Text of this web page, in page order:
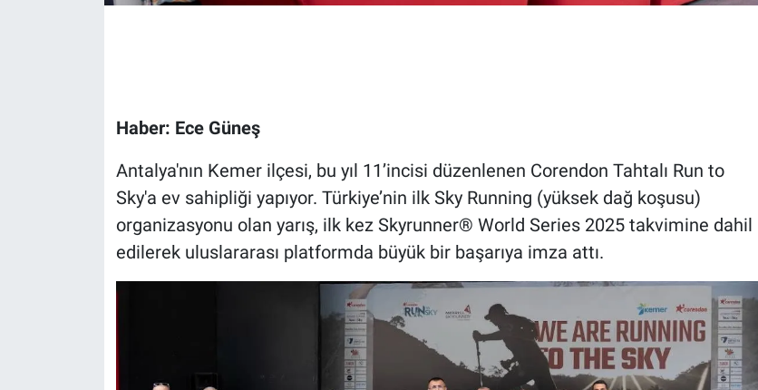
Haber: Ece Güneş
Antalya'nın Kemer ilçesi, bu yıl 11’incisi düzenlenen Corendon Tahtalı Run to
Sky'a ev sahipliği yapıyor. Türkiye’nin ilk Sky Running (yüksek dağ koşusu)
organizasyonu olan yarış, ilk kez Skyrunner® World Series 2025 takvimine dahil
edilerek uluslararası platformda büyük bir başarıya imza attı.